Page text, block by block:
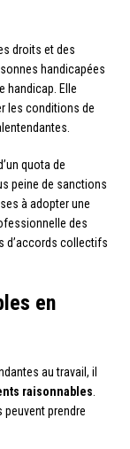
droits et des
handicapées
handicap. Elle
les conditions de
quota de
peine de sanctions
à adopter une
des
d’accords collectifs
en
au travail, il
raisonnables
prendre